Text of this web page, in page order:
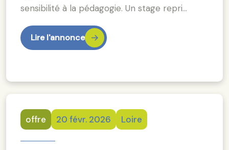
sensibilité à la pédagogie. Un stage repri…
Lire l'annonce
offre 20 févr. 2026 Loire